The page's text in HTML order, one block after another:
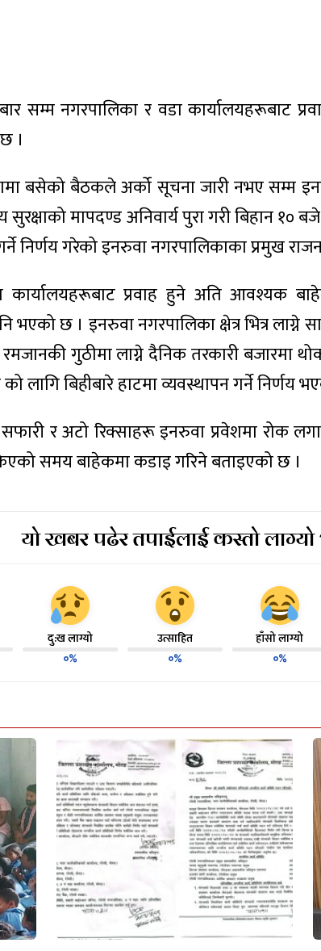
सम्म नगरपालिका र वडा कार्यालयहरूबाट
।
बसेको बैठकले अर्को सूचना जारी नभए सम्म
मापदण्ड अनिवार्य पुरा गरी बिहान १०
निर्णय गरेको इनरुवा नगरपालिकाका प्रमुख
कार्यालयहरूबाट प्रवाह हुने अति आवश्यक
भएको छ । इनरुवा नगरपालिका क्षेत्र भित्र लाग्ने
गुठीमा लाग्ने दैनिक तरकारी बजारमा
को लागि बिहीबारे हाटमा व्यवस्थापन गर्ने निर्णय
र अटो रिक्साहरू इनरुवा प्रवेशमा रोक
समय बाहेकमा कडाइ गरिने बताइएको छ ।
यो खबर पढेर तपाईलाई कस्तो लाग्यो
दु:ख लाग्यो
०%
उत्साहित
०%
हाँसो लाग्यो
०%